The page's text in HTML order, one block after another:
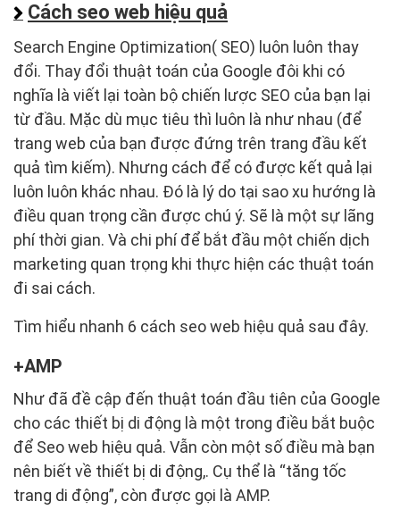
Cách seo web hiệu quả
Search Engine Optimization( SEO) luôn luôn thay
đổi. Thay đổi thuật toán của Google đôi khi có
nghĩa là viết lại toàn bộ chiến lược SEO của bạn lại
từ đầu. Mặc dù mục tiêu thì luôn là như nhau (để
trang web của bạn được đứng trên trang đầu kết
quả tìm kiếm). Nhưng cách để có được kết quả lại
luôn luôn khác nhau. Đó là lý do tại sao xu hướng là
điều quan trọng cần được chú ý. Sẽ là một sự lãng
phí thời gian. Và chi phí để bắt đầu một chiến dịch
marketing quan trọng khi thực hiện các thuật toán
đi sai cách.
Tìm hiểu nhanh 6 cách seo web hiệu quả sau đây.
AMP
Như đã đề cập đến thuật toán đầu tiên của Google
cho các thiết bị di động là một trong điều bắt buộc
để Seo web hiệu quả. Vẫn còn một số điều mà bạn
nên biết về thiết bị di động,. Cụ thể là “tăng tốc
trang di động”, còn được gọi là AMP.